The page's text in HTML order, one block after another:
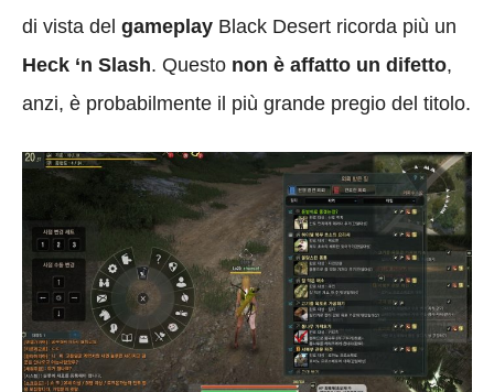
di vista del gameplay Black Desert ricorda più un
Heck ‘n Slash. Questo non è affatto un difetto,
anzi, è probabilmente il più grande pregio del titolo.